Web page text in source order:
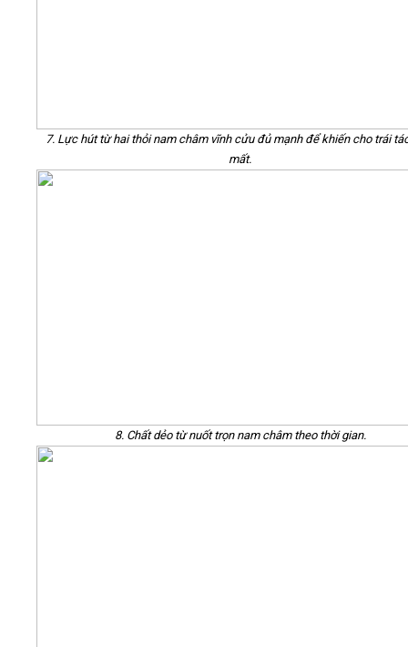
7. Lực hút từ hai thỏi nam châm vĩnh cửu đủ mạnh để khiến cho trái
mất.
8. Chất dẻo từ nuốt trọn nam châm theo thời gian.